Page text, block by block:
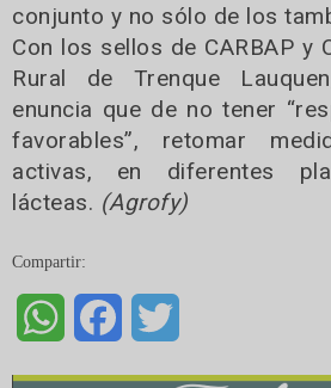
conjunto y no sólo de los
Con los sellos de CARBAP y
Rural de Trenque
enuncia que de no tener
favorables”, retomar
activas, en diferentes
lácteas. (Agrofy)
Compartir:
WhatsAppFacebook